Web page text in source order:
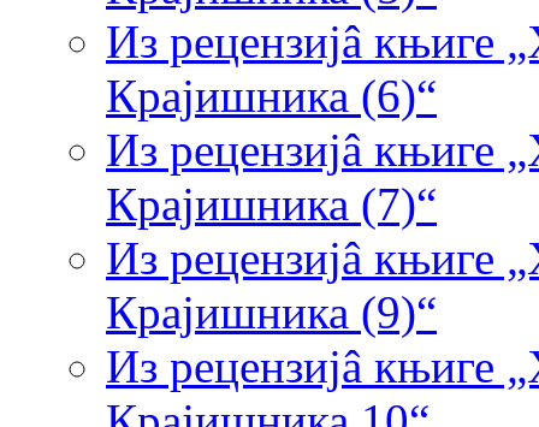
Из рецензијâ књиге
Крајишника (6)“
Из рецензијâ књиге
Крајишника (7)“
Из рецензијâ књиге
Крајишника (9)“
Из рецензијâ књиге